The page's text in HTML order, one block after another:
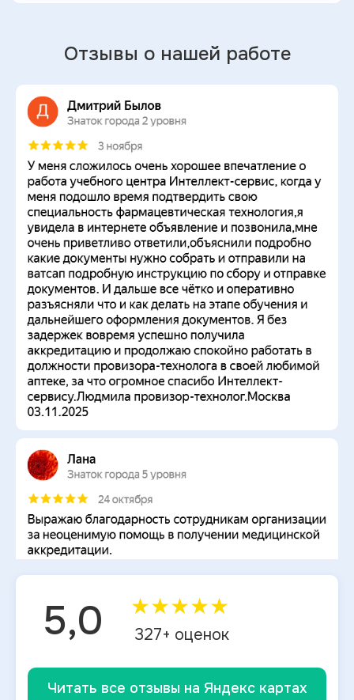
Отзывы о нашей работе
5,0 ★★★★★
327+ оценок
Читать все отзывы на Яндекс картах